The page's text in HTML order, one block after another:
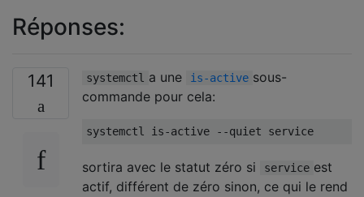
Réponses:
141 systemctl a une is-active sous-
commande pour cela:
systemctl is-active --quiet service
sortira avec le statut zéro si service est
actif, différent de zéro sinon, ce qui le rend